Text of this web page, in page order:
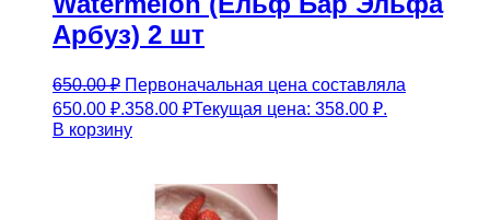
Арбуз) 2 шт
650.00₽ Первоначальная цена составляла
650.00 ₽.358.00 ₽Текущая цена: 358.00 ₽.
В корзину